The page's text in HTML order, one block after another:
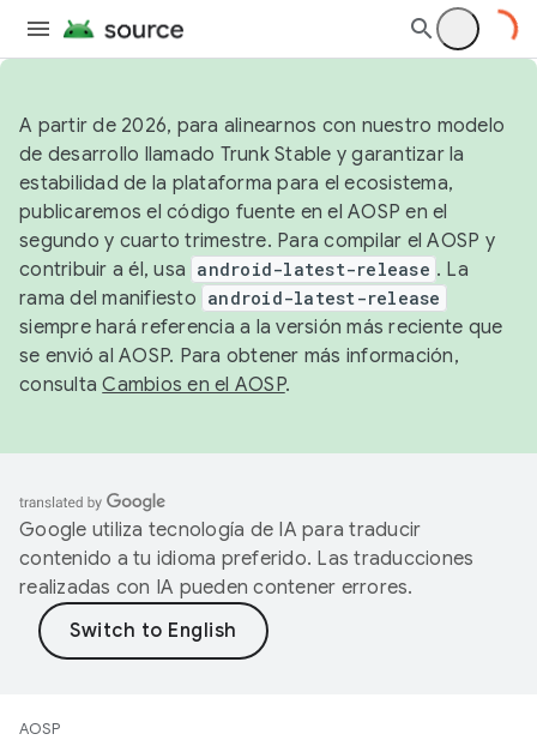
A partir de 2026, para alinearnos con nuestro modelo
de desarrollo llamado Trunk Stable y garantizar la
estabilidad de la plataforma para el ecosistema,
publicaremos el código fuente en el AOSP en el
segundo y cuarto trimestre. Para compilar el AOSP y
contribuir a él, usa android-latest-release . La
rama del manifiesto android-latest-release
siempre hará referencia a la versión más reciente que
se envió al AOSP. Para obtener más información,
consultaCambios en el AOSP.
Google utiliza tecnología de IA para traducir
contenido a tu idioma preferido. Las traducciones
realizadas con IA pueden contener errores.
AOSP